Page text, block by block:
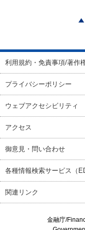
利用規約・免責事項/著作
プライバシーポリシー
ウェブアクセシビリティ
アクセス
御意見・問い合わせ
各種情報検索サービス（
関連リンク
金融庁/